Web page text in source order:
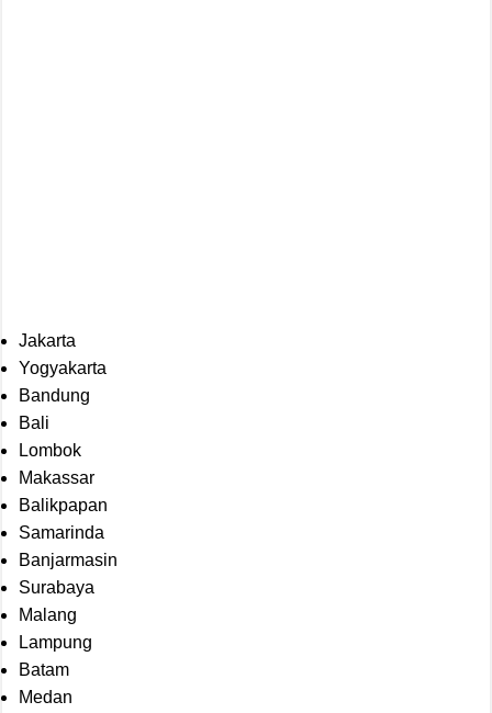
Jakarta
Yogyakarta
Bandung
Bali
Lombok
Makassar
Balikpapan
Samarinda
Banjarmasin
Surabaya
Malang
Lampung
Batam
Medan